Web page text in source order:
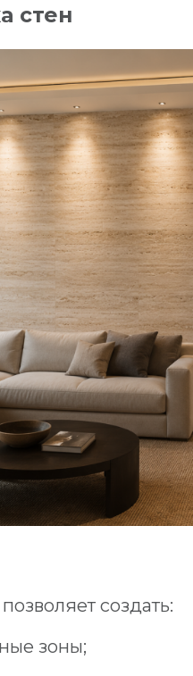
стен
создать:
зоны;